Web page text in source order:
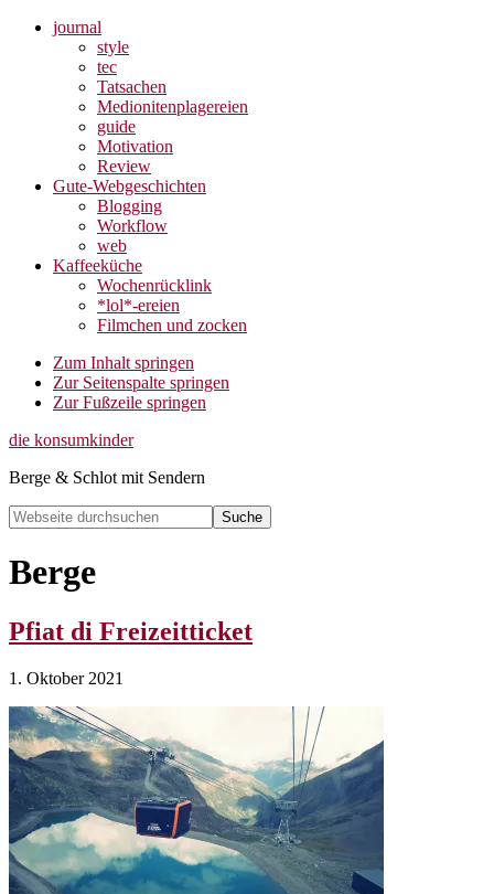
journal
style
tec
Tatsachen
Medionitenplagereien
guide
Motivation
Review
Gute-Webgeschichten
Blogging
Workflow
web
Kaffeeküche
Wochenrücklink
*lol*-ereien
Filmchen und zocken
Zum Inhalt springen
Zur Seitenspalte springen
Zur Fußzeile springen
die konsumkinder
Berge & Schlot mit Sendern
Webseite
durchsuchen
Search
Berge
Pfiat di Freizeitticket
1. Oktober 2021